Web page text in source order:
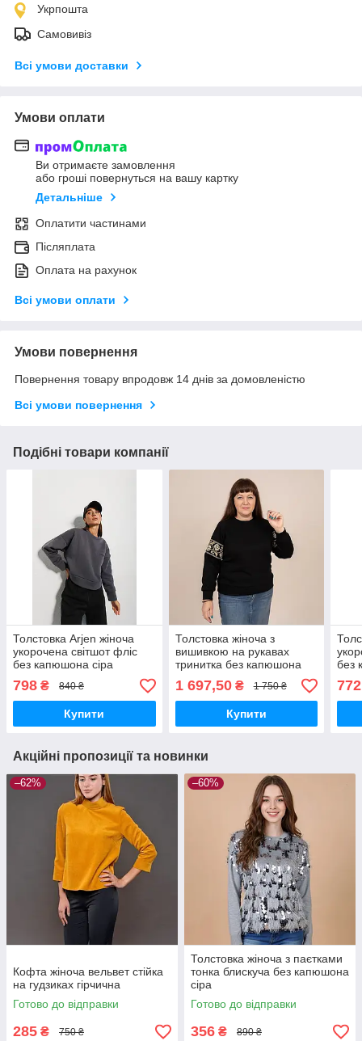
Укрпошта
Самовивіз
Всі умови доставки
Умови оплати
Ви отримаєте замовлення
або гроші повернуться на вашу картку
Детальніше
Оплатити частинами
Післяплата
Оплата на рахунок
Всі умови оплати
Умови повернення
Повернення товару впродовж 14 днів за домовленістю
Всі умови повернення
Подібні товари компанії
Толстовка Arjen жіноча
укорочена світшот фліс
без капюшона сіра
798 ₴ 840 ₴
Купити
Толстовка жіноча з
вишивкою на рукавах
тринитка без капюшона
чорна
1 697,50₴ 1 750 ₴
Купити
без
Акційні пропозиції та новинки
–62%
Кофта жіноча вельвет стійка
на гудзиках гірчична
Готово до відправки
285 ₴ 750 ₴
–60%
Толстовка жіноча з паєтками
тонка блискуча без капюшона
сіра
Готово до відправки
356 ₴ 890 ₴